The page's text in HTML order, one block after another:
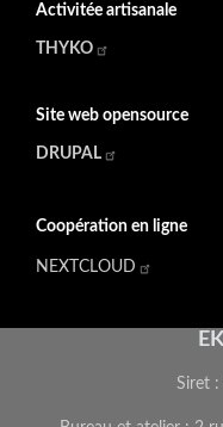
Activitée artisanale
THYKO
Site web opensource
DRUPAL
Coopération en ligne
NEXTCLOUD
Siret